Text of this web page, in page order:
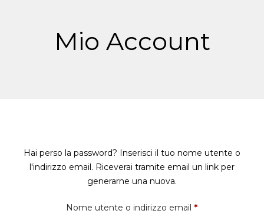
Mio Account
Hai perso la password? Inserisci il tuo nome utente o
l'indirizzo email. Riceverai tramite email un link per
generarne una nuova.
Nome utente o indirizzo email *Richiesto